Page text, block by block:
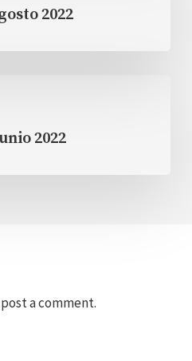
2022
2022
a comment.